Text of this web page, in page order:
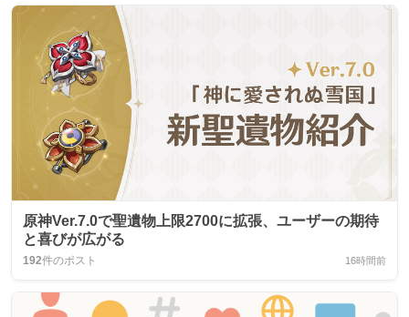
原神Ver.7.0で聖遺物上限2700に拡張、ユーザーの期待
と喜びが広がる
192件のポスト 16時間前